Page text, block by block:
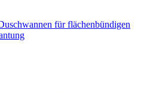
für flächenbündigen